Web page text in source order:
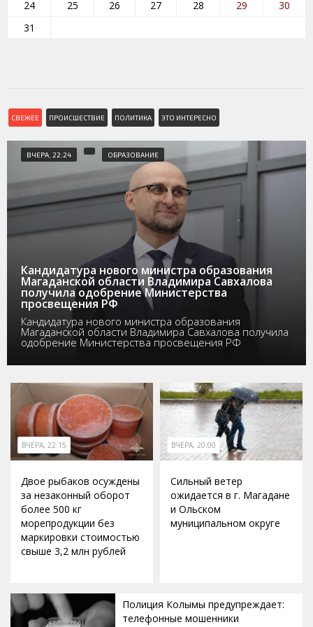
24 25 26 27 28 29
30
31
СВЕЖЕЕ ПРОИСШЕСТВИЕ ПОЛИТИКА ЭТО ИНТЕРЕСНО
ВЧЕРА, 22:24 ОБРАЗОВАНИЕ
Кандидатура нового министра образования
Магаданской области Владимира Савхалова
получила одобрение Министерства
просвещения РФ
Кандидатура нового министра образования
Магаданской области Владимира Савхалова получила
одобрение Министерства просвещения РФ
ВЧЕРА, 22:15
Двое рыбаков осуждены
за незаконный оборот
более 500 кг
морепродукции без
маркировки стоимостью
свыше 3,2 млн рублей
ВЧЕРА, 20:00
Сильный ветер
ожидается в г. Магадане
и Ольском
муниципальном округе
Полиция Колымы предупреждает:
телефонные мошенники